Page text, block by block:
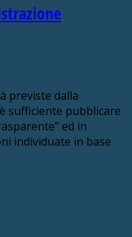
previste dalla
sufficiente pubblicare
ed in
individuate in base